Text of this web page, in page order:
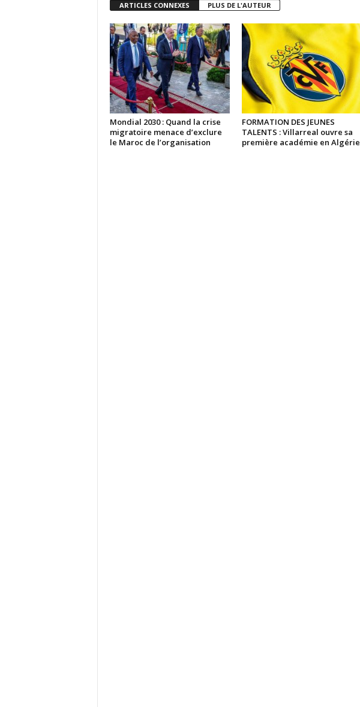
ARTICLES CONNEXES PLUS DE L'AUTEUR
Mondial 2030 : Quand la crise
migratoire menace d’exclure
le Maroc de l’organisation
FORMATION DES JEUNES
TALENTS : Villarreal ouvre sa
première académie en Algérie